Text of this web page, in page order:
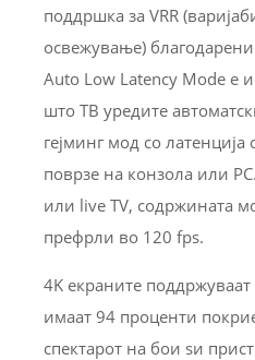
поддршка за VRR
освежување)
Auto Low Latency Mode е
што ТВ уредите
гејминг мод со латенција
поврзе на конзола или
или live TV, содржината
префрли во 120 fps.
4K екраните
имаат 94 проценти
спектарот на бои sи